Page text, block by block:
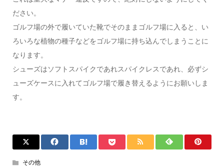
ださい。
ゴルフ場の外で履いていた靴でそのままゴルフ場に入ると、い
ろいろな植物の種子などをゴルフ場に持ち込んでしまうことに
なります。
シューズはソフトスパイクであれスパイクレスであれ、必ずシ
ューズケースに入れてゴルフ場で履き替えるようにお願いしま
す。
その他